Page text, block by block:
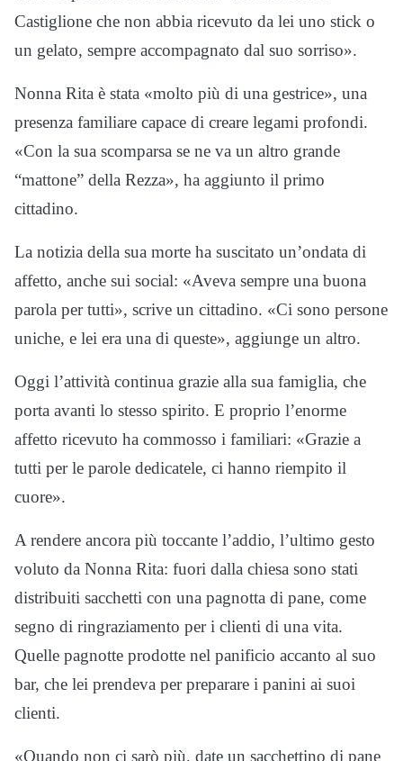
Castiglione che non abbia ricevuto da lei uno stick o
un gelato, sempre accompagnato dal suo sorriso».
Nonna Rita è stata «molto più di una gestrice», una
presenza familiare capace di creare legami profondi.
«Con la sua scomparsa se ne va un altro grande
“mattone” della Rezza», ha aggiunto il primo
cittadino.
La notizia della sua morte ha suscitato un’ondata di
affetto, anche sui social: «Aveva sempre una buona
parola per tutti», scrive un cittadino. «Ci sono persone
uniche, e lei era una di queste», aggiunge un altro.
Oggi l’attività continua grazie alla sua famiglia, che
porta avanti lo stesso spirito. E proprio l’enorme
affetto ricevuto ha commosso i familiari: «Grazie a
tutti per le parole dedicatele, ci hanno riempito il
cuore».
A rendere ancora più toccante l’addio, l’ultimo gesto
voluto da Nonna Rita: fuori dalla chiesa sono stati
distribuiti sacchetti con una pagnotta di pane, come
segno di ringraziamento per i clienti di una vita.
Quelle pagnotte prodotte nel panificio accanto al suo
bar, che lei prendeva per preparare i panini ai suoi
clienti.
«Quando non ci sarò più, date un sacchettino di pane